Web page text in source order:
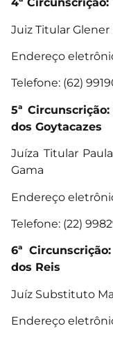
Juiz Titular
Endereço
Telefone: (62)
5ª
dos Goytacazes
Juíza Titular
Gama
Endereço
Telefone: (22)
6ª
dos Reis
Juíz Substituto
Endereço